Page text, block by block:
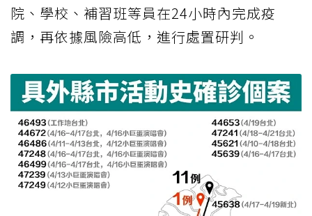
院、學校、補習班等員在24小時內完成疫
調，再依據風險高低，進行處置研判。